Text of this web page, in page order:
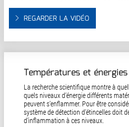
REGARDER LA VIDÉO
Températures et
La recherche scientifique montre à
quels niveaux d’énergie différents
peuvent s’enflammer. Pour être
système de détection d’étincelles doit
d’inflammation à ces niveaux.